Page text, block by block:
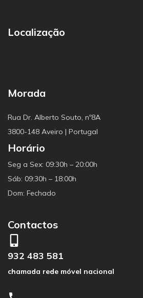
Localização
Morada
Rua Dr. Alberto Souto, nº8A
3800-148 Aveiro | Portugal
Horário
Seg a Sex: 09:30h – 20:00h
Sáb: 09:30h – 18:00h
Dom: Fechado
Contactos
932 483 581
chamada rede móvel nacional